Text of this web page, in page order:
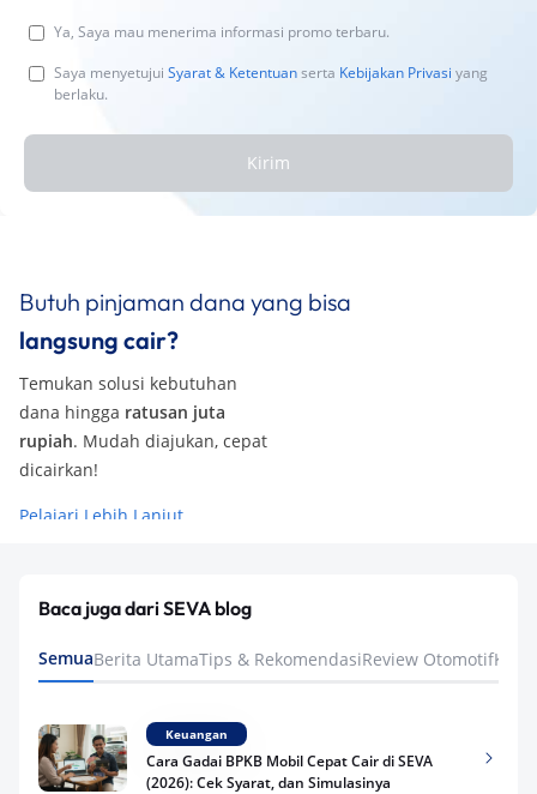
Ya, Saya mau menerima informasi promo terbaru.
Saya menyetujui Syarat & Ketentuanserta Kebijakan Privasi yang
berlaku.
Kirim
Butuh pinjaman dana yang bisa
langsung cair?
Temukan solusi kebutuhan
dana hingga ratusan juta
rupiah. Mudah diajukan, cepat
dicairkan!
Pelajari Lebih Lanjut
Baca juga dari SEVA blog
SemuaBerita UtamaTips & RekomendasiReview Otomotif
Keuangan
Cara Gadai BPKB Mobil Cepat Cair di SEVA
(2026): Cek Syarat, dan Simulasinya